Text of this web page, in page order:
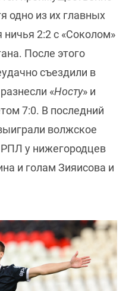
одно из их главных
2:2 с «Соколом»
После этого
съездили в
«Носту» и
7:0. В последний
волжское
у нижегородцев
и голам Зияисова и